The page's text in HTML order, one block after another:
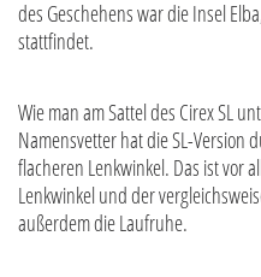
des Geschehens war die Insel
stattfindet.
Wie man am Sattel des Cirex SL
Namensvetter hat die SL-Version
flacheren Lenkwinkel. Das ist vor
Lenkwinkel und der
außerdem die Laufruhe.